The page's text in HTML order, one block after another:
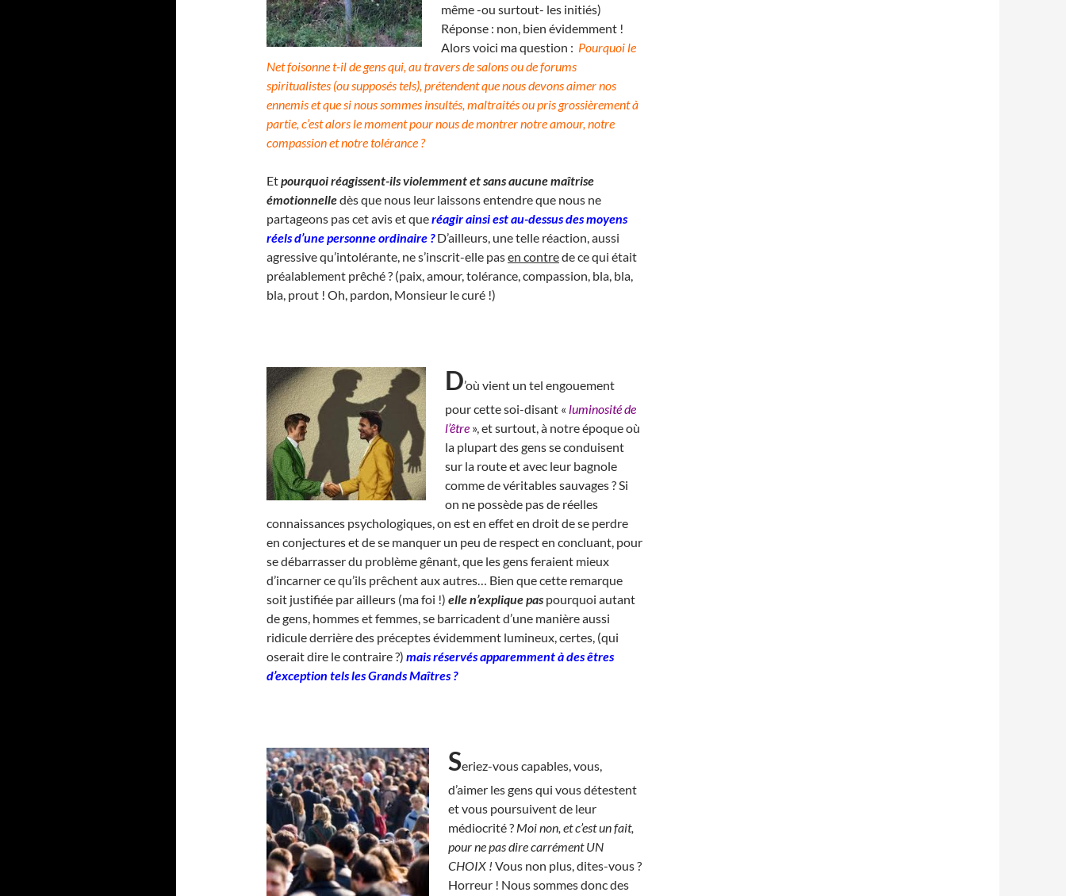
même -ou surtout- les initiés)
Réponse : non, bien évidemment !
Alors voici ma question : Pourquoi le
Net foisonne t-il de gens qui, au travers de salons ou de forums
spiritualistes (ou supposés tels), prétendent que nous devons aimer nos
ennemis et que si nous sommes insultés, maltraités ou pris grossièrement à
partie, c’est alors le moment pour nous de montrer notre amour, notre
compassion et notre tolérance ?
Etpourquoi réagissent-ils violemment et sans aucune maîtrise
émotionnelledès que nous leur laissons entendre que nous ne
partageons pas cet avis et queréagir ainsi est au-dessus des moyens
réels d’une personne ordinaire ?D’ailleurs, une telle réaction, aussi
agressive qu’intolérante, ne s’inscrit-elle pasen contrede ce qui était
préalablement prêché ? (paix, amour, tolérance, compassion, bla, bla,
bla, prout ! Oh, pardon, Monsieur le curé !)
D’où vient un tel engouement
pour cette soi-disant « luminosité de
l’être », et surtout, à notre époque où
la plupart des gens se conduisent
sur la route et avec leur bagnole
comme de véritables sauvages ? Si
on ne possède pas de réelles
connaissances psychologiques, on est en effet en droit de se perdre
en conjectures et de se manquer un peu de respect en concluant, pour
se débarrasser du problème gênant, que les gens feraient mieux
d’incarner ce qu’ils prêchent aux autres… Bien que cette remarque
soit justifiée par ailleurs (ma foi !) elle n’explique pas pourquoi autant
de gens, hommes et femmes, se barricadent d’une manière aussi
ridicule derrière des préceptes évidemment lumineux, certes, (qui
oserait dire le contraire ?) mais réservés apparemment à des êtres
d’exception tels les Grands Maîtres ?
Seriez-vous capables, vous,
d’aimer les gens qui vous détestent
et vous poursuivent de leur
médiocrité ? Moi non, et c’est un fait,
pour ne pas dire carrément UN
CHOIX ! Vous non plus, dites-vous ?
Horreur ! Nous sommes donc des